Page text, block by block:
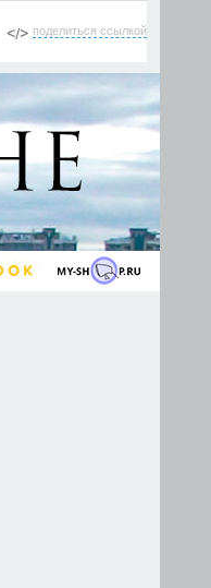
поделиться ссылкой